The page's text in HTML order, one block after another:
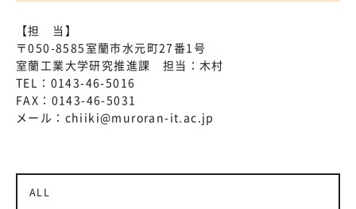
【担 当】
〒050-8585室蘭市水元町27番1号
室蘭工業大学研究推進課 担当：木村
TEL：0143-46-5016
FAX：0143-46-5031
メール：chiiki@muroran-it.ac.jp
ALL